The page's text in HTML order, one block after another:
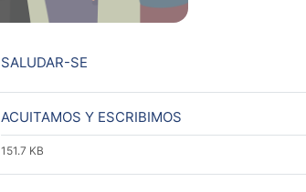
SALUDAR-SEURL
ACUITAMOS Y ESCRIBIMOS
151.7 KB